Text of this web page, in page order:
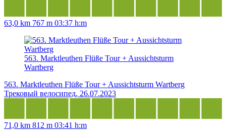
63,0 km 767 m 03:37 h:m
563. Marktleuthen Flüße Tour + Aussichtsturm
Wartberg
563. Marktleuthen Flüße Tour + Aussichtsturm Wartberg
Трековый велосипед, 26.07.2023
71,0 km 812 m 03:41 h:m